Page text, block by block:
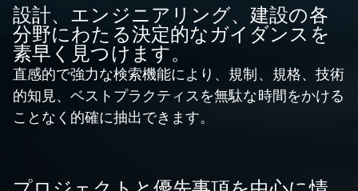
設計、エンジニアリング、建設の各
分野にわたる決定的なガイダンスを
素早く見つけます。
直感的で強力な検索機能により、規制、規格、技術
的知見、ベストプラクティスを無駄な時間をかける
ことなく的確に抽出できます。